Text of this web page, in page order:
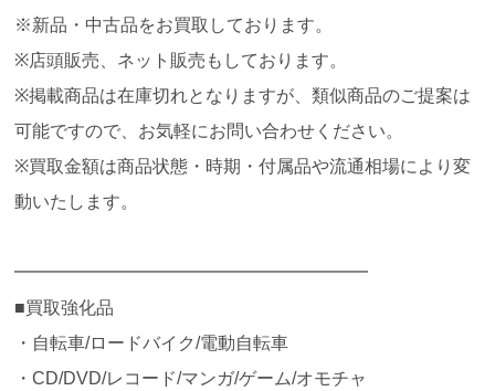
※新品・中古品をお買取しております。
※店頭販売、ネット販売もしております。
※掲載商品は在庫切れとなりますが、類似商品のご提案は
可能ですので、お気軽にお問い合わせください。
※買取金額は商品状態・時期・付属品や流通相場により変
動いたします。
━━━━━━━━━━━━━━━━━━━━
■買取強化品
・自転車/ロードバイク/電動自転車
・CD/DVD/レコード/マンガ/ゲーム/オモチャ